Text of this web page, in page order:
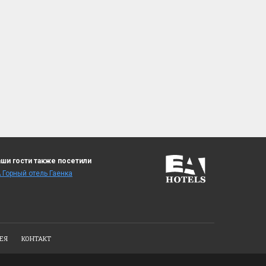
гости также посетили
Горный отель Гаенка
КОНТАКТ